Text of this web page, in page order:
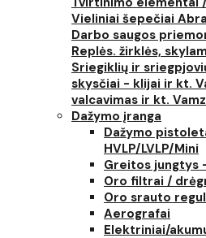
Vieliniai šepečiai
Darbo saugos
Replės. žirklės,
Sriegiklių ir
skysčiai - klijai ir kt.
valcavimas ir kt.
Dažymo įranga
Dažymo
HVLP/LVLP/Mini
Greitos jungtys
Oro filtrai /
Oro srauto
Aerografai
Elektriniai/